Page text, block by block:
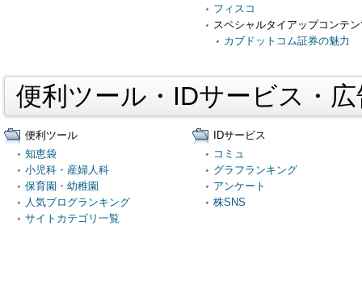
フィスコ
スペシャルタイアップコンテ
カブドットコム証券の魅力
便利ツール・IDサービス・
便利ツール
知恵袋
小児科・産婦人科
保育園・幼稚園
人気ブログランキング
サイトカテゴリ一覧
IDサービス
コミュ
グラフランキング
アンケート
株SNS